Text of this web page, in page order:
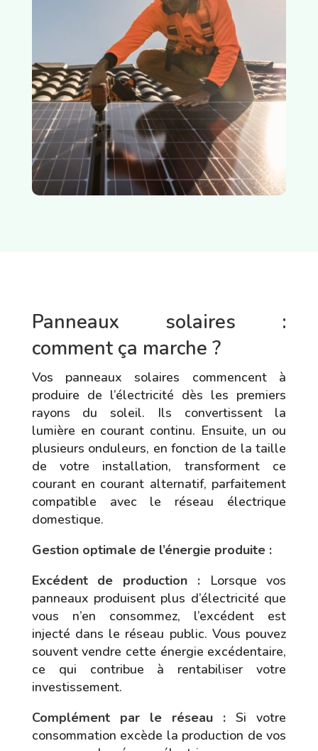
Panneaux solaires :
comment ça marche ?
Vos panneaux solaires commencent à
produire de l’électricité dès les premiers
rayons du soleil. Ils convertissent la
lumière en courant continu. Ensuite, un ou
plusieurs onduleurs, en fonction de la taille
de votre installation, transforment ce
courant en courant alternatif, parfaitement
compatible avec le réseau électrique
domestique.
Gestion optimale de l’énergie produite :
Excédent de production :Lorsque vos
panneaux produisent plus d’électricité que
vous n’en consommez, l’excédent est
injecté dans le réseau public. Vous pouvez
souvent vendre cette énergie excédentaire,
ce qui contribue à rentabiliser votre
investissement.
Complément par le réseau : Si votre
consommation excède la production de vos